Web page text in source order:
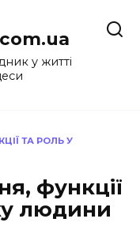
у житті
ТА РОЛЬ У
функції
людини